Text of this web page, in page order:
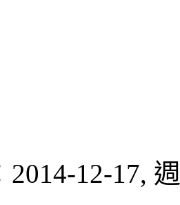
2014-12-17,